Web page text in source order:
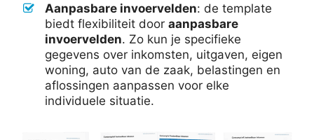
Aanpasbare invoervelden: de template
biedt flexibiliteit door aanpasbare
invoervelden. Zo kun je specifieke
gegevens over inkomsten, uitgaven, eigen
woning, auto van de zaak, belastingen en
aflossingen aanpassen voor elke
individuele situatie.